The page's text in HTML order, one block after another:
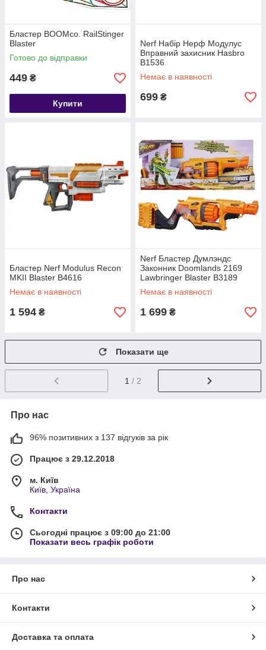
Бластер BOOMco. RailStinger
Blaster
Готово до відправки
449 ₴
Купити
Nerf Набір Нерф Модулус
Вправний захисник Hasbro
B1536
Немає в наявності
699 ₴
Бластер Nerf Modulus Recon
MKII Blaster B4616
Немає в наявності
1 594 ₴
Nerf Бластер Думлэндс
Законник Doomlands 2169
Lawbringer Blaster B3189
Немає в наявності
1 699 ₴
Показати ще
1 / 2
Про нас
96% позитивних з 137 відгуків за рік
Працює з 29.12.2018
м. Київ
Київ, Україна
Контакти
Сьогодні працює з 09:00 до 21:00
Показати весь графік роботи
Про нас
Контакти
Доставка та оплата